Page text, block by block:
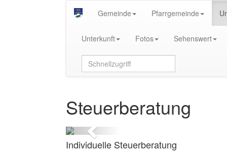
Gemeinde Pfarrgemeinde
Unterkunft Fotos Sehenswert
Steuerberatung
zurück
Individuelle Steuerberatung